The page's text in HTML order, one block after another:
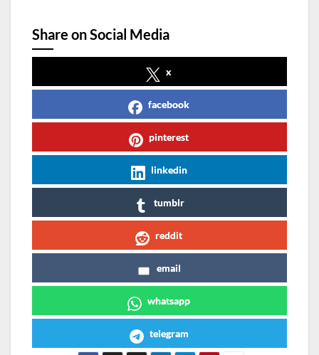
Share on Social Media
x
facebook
pinterest
linkedin
tumblr
reddit
email
whatsapp
telegram